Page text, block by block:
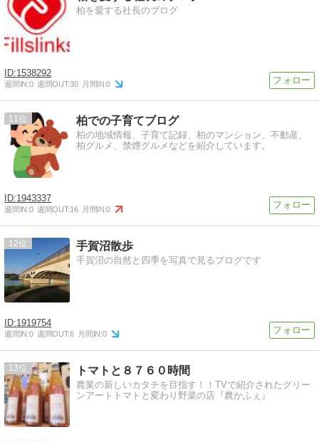
柏を愛する社長のブログ
1538292
週間IN:0 週間OUT:30 月間IN:0
11 柏での子育てブログ
柏の地域情報、子育て記録、柏のマンション、不動産、
柏グルメ、禁煙グルメなどを紹介しています。
1943337
週間IN:0 週間OUT:16 月間IN:0
12 手賀沼散歩
手賀沼の自然と四季を写真で見るブログです
1919754
週間IN:0 週間OUT:6 月間IN:0
13 トマトと８７６０時間
農業の新しいカタチを目指す！！TVで紹介されたグリー
ンアートトマトと変わり野菜の店『農かふぇ』